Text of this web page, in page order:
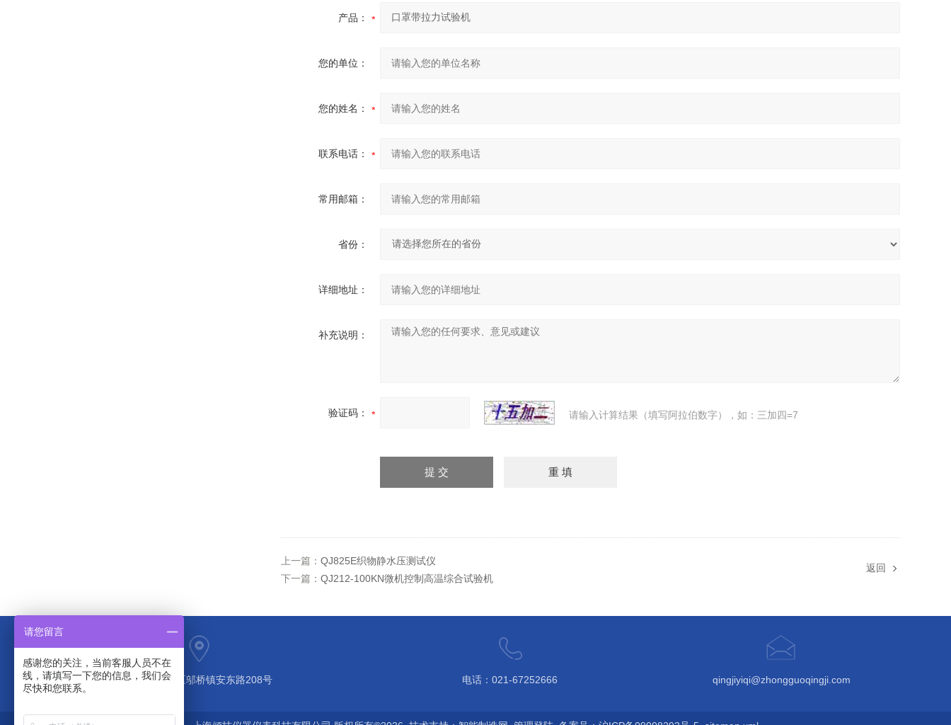
产品：
您的单位：
您的姓名：
联系电话：
常用邮箱：
省份：
详细地址：
补充说明：
验证码： 请输入计算结果（填写阿拉伯数字），如：三加四=7
上一篇： QJ825E织物静水压测试仪
下一篇： QJ212-100KN微机控制高温综合试验机
返回
上海市奉贤区邬桥镇安东路208号 电话：021-67252666 qingjiyiqi@zhongguoqingji.com
请您留言
感谢您的关注，当前客服人员不在
线，请填写一下您的信息，我们会
尽快和您联系。